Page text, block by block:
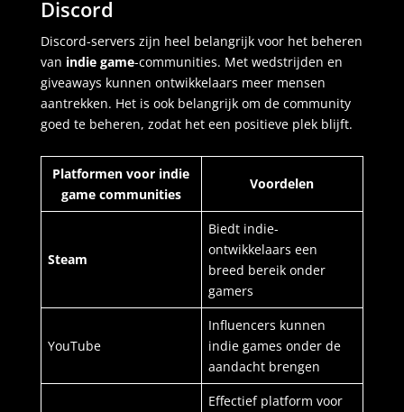
Discord
Discord-servers zijn heel belangrijk voor het beheren
van indie game-communities. Met wedstrijden en
giveaways kunnen ontwikkelaars meer mensen
aantrekken. Het is ook belangrijk om de community
goed te beheren, zodat het een positieve plek blijft.
Platformen voor indie
game communities
Voordelen
Steam
Biedt indie-
ontwikkelaars een
breed bereik onder
gamers
YouTube
Influencers kunnen
indie games onder de
aandacht brengen
Effectief platform voor